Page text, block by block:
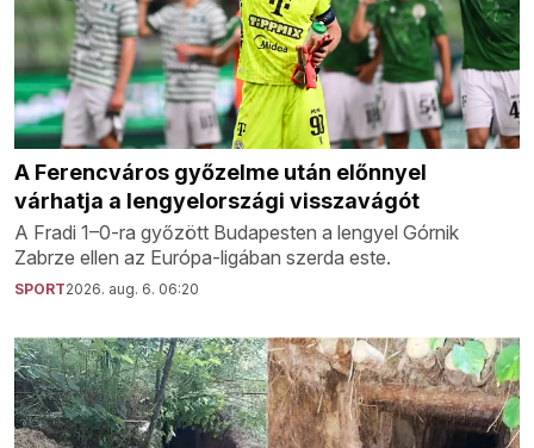
A Ferencváros győzelme után előnnyel
várhatja a lengyelországi visszavágót
A Fradi 1–0-ra győzött Budapesten a lengyel Górnik
Zabrze ellen az Európa-ligában szerda este.
SPORT2026. aug. 6. 06:20